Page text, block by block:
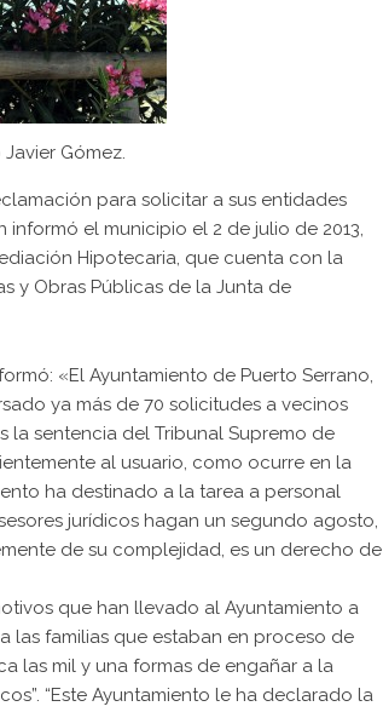
Gómez.
para solicitar a sus entidades
el municipio el 2 de julio de 2013,
Hipotecaria, que cuenta con la
y Obras Públicas de la Junta de
«El Ayuntamiento de Puerto Serrano,
ya más de 70 solicitudes a vecinos
la sentencia del Tribunal Supremo de
al usuario, como ocurre en la
ha destinado a la tarea a personal
jurídicos hagan un segundo agosto,
de su complejidad, es un derecho de
que han llevado al Ayuntamiento a
las familias que estaban en proceso de
las mil y una formas de engañar a la
“Este Ayuntamiento le ha declarado la